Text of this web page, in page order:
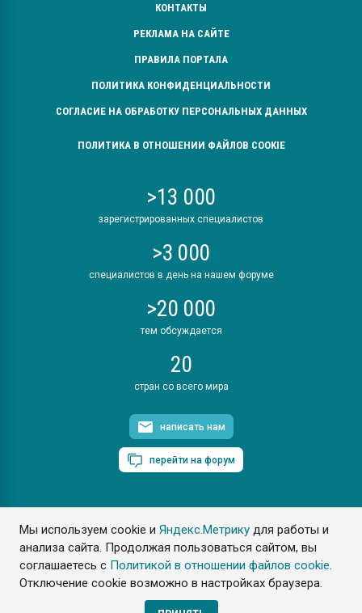
Мы используем cookie иЯндекс.Метрику для работы и
анализа сайта. Продолжая пользоваться сайтом, вы
соглашаетесь с Политикой в отношении файлов cookie.
Отключение cookie возможно в настройках браузера.
КОНТАКТЫ
РЕКЛАМА НА САЙТЕ
ПРАВИЛА ПОРТАЛА
ПОЛИТИКА КОНФИДЕНЦИАЛЬНОСТИ
СОГЛАСИЕ НА ОБРАБОТКУ ПЕРСОНАЛЬНЫХ ДАННЫХ
ПОЛИТИКА В ОТНОШЕНИИ ФАЙЛОВ COOKIE
>13 000
зарегистрированных специалистов
>3 000
специалистов в день на нашем форуме
>20 000
тем обсуждается
20
стран со всего мира
написать нам
перейти на форум
ПластЭксперт © 2006. Все права защищены
Разрешается копирование материалов сайта с обязательной
ссылкой на www.e-plastic.ru
Разработка сайта